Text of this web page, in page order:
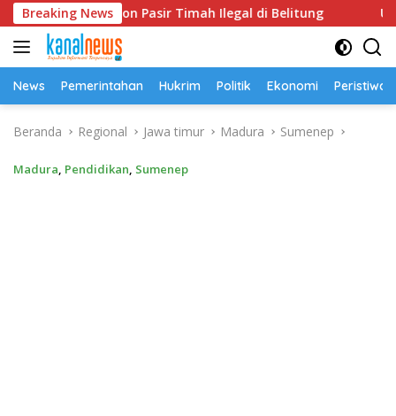
Langsung
ke
konten
Breaking News
52,5 Ton Pasir Timah Ilegal di Belitung Universitas
News Pemerintahan Hukrim Politik Ekonomi Peristiwa
Beranda Regional Jawa timur Madura Sumenep
Madura, Pendidikan, Sumenep